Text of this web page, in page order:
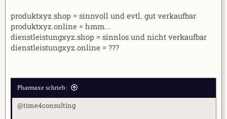
produktxyz.shop = sinnvoll und evtl. gut verkaufbar
produktxyz.online = hmm...
dienstleistungxyz.shop = sinnlos und nicht verkaufbar
dienstleistungxyz.online = ???
Pharmaxe schrieb:
@time4consulting